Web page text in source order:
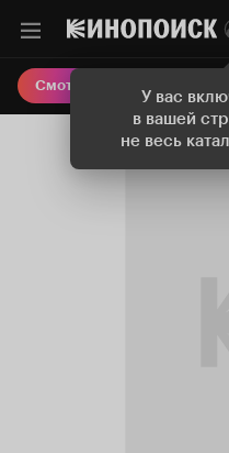
У вас
в вашей
не весь
Смотреть кино